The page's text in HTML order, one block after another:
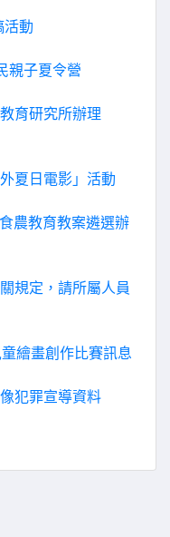
活動
親子夏令營
育研究所辦理
夏日電影」活動
農教育教案遴選辦
規定，請所屬人員
繪畫創作比賽訊息
犯罪宣導資料